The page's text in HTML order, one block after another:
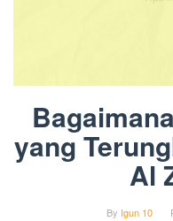
yang
Al
By Igun 10